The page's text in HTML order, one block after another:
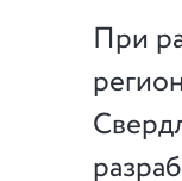
При